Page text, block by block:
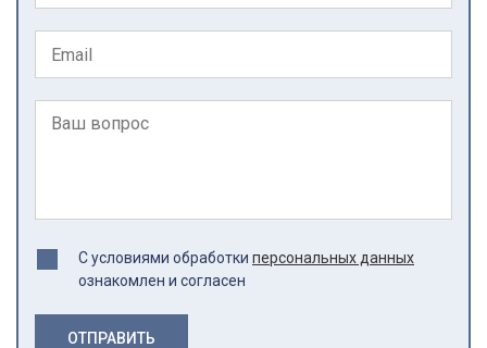
С условиями обработки персональных данных
ознакомлен и согласен
ОТПРАВИТЬ